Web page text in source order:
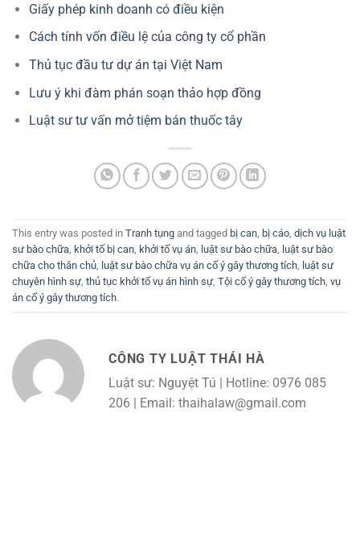
Giấy phép kinh doanh có điều kiện
Cách tính vốn điều lệ của công ty cổ phần
Thủ tục đầu tư dự án tại Việt Nam
Lưu ý khi đàm phán soạn thảo hợp đồng
Luật sư tư vấn mở tiệm bán thuốc tây
This entry was posted in Tranh tụng and tagged bị can bị cáo dịch vụ luật
sư bào chữa khởi tố bị can khởi tố vụ án luật sư bào chữa luật sư bào
chữa cho thân chủ luật sư bào chữa vụ án cố ý gây thương tích luật sư
chuyên hình sự, thủ tục khởi tố vụ án hình sự, Tội cố ý gây thương tích vụ
án cố ý gây thương tích.
CÔNG TY LUẬT THÁI HÀ
Luật sư: Nguyệt Tú | Hotline: 0976 085
206 | Email: thaihalaw@gmail.com